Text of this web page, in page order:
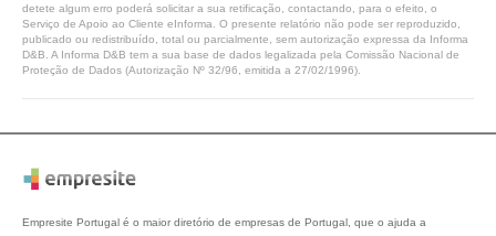
detete algum erro poderá solicitar a sua retificação, contactando, para o efeito, o
Serviço de Apoio ao Cliente eInforma. O presente relatório não pode ser reproduzido,
publicado ou redistribuído, total ou parcialmente, sem autorização expressa da Informa
D&B. A Informa D&B tem a sua base de dados legalizada pela Comissão Nacional de
Proteção de Dados (Autorização Nº 32/96, emitida a 27/02/1996).
Empresite Portugal é o maior diretório de empresas de Portugal, que o ajuda a